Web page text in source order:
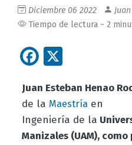
Diciembre 06 2022
Tiempo de lectura ~ 2
Facebook
Juan Esteban Henao
de la Maestríaen
Ingeniería de la
Manizales (UAM),